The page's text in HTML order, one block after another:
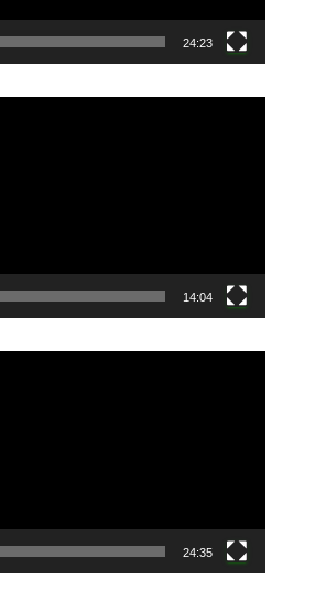
24:23
14:04
24:35